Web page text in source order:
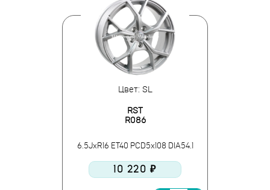
Цвет: SL
RST
R086
6.5JxR16 ET40 PCD5x108 DIA54.1
10 220 ₽